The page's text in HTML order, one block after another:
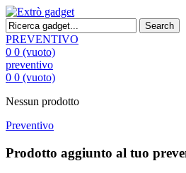
Search
PREVENTIVO
0 0 (vuoto)
preventivo
0 0 (vuoto)
Nessun prodotto
Preventivo
Prodotto aggiunto al tuo